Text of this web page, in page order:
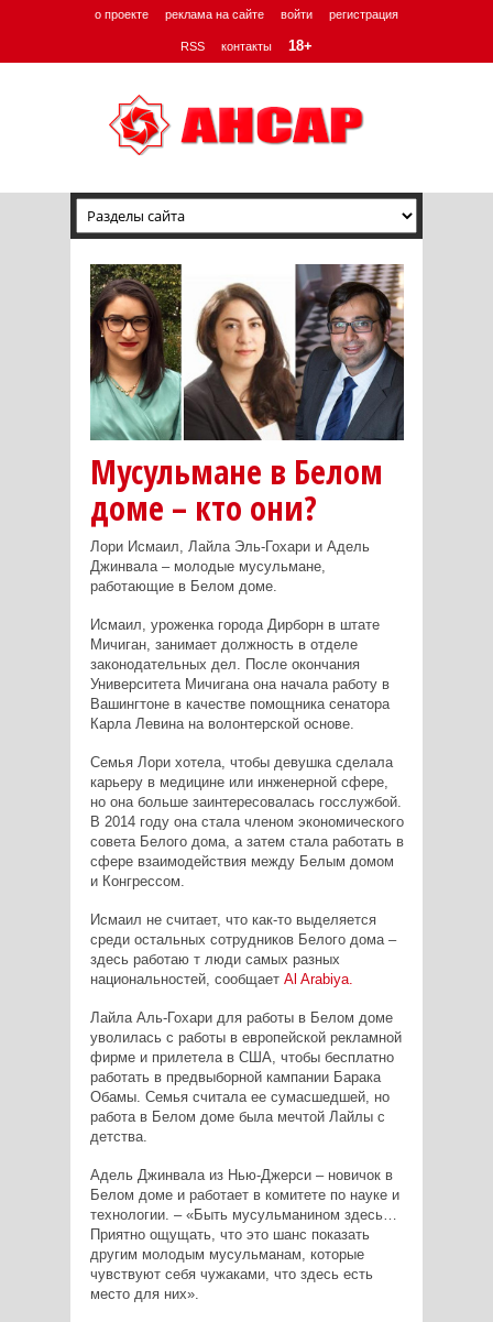
о проекте реклама на сайте войти регистрация
RSS контакты 18+
Мусульмане в Белом
доме – кто они?
Лори Исмаил, Лайла Эль-Гохари и Адель
Джинвала – молодые мусульмане,
работающие в Белом доме.
Исмаил, уроженка города Дирборн в штате
Мичиган, занимает должность в отделе
законодательных дел. После окончания
Университета Мичигана она начала работу в
Вашингтоне в качестве помощника сенатора
Карла Левина на волонтерской основе.
Семья Лори хотела, чтобы девушка сделала
карьеру в медицине или инженерной сфере,
но она больше заинтересовалась госслужбой.
В 2014 году она стала членом экономического
совета Белого дома, а затем стала работать в
сфере взаимодействия между Белым домом
и Конгрессом.
Исмаил не считает, что как-то выделяется
среди остальных сотрудников Белого дома –
здесь работаю т люди самых разных
национальностей, сообщает Al Arabiya.
Лайла Аль-Гохари для работы в Белом доме
уволилась с работы в европейской рекламной
фирме и прилетела в США, чтобы бесплатно
работать в предвыборной кампании Барака
Обамы. Семья считала ее сумасшедшей, но
работа в Белом доме была мечтой Лайлы с
детства.
Адель Джинвала из Нью-Джерси – новичок в
Белом доме и работает в комитете по науке и
технологии. – «Быть мусульманином здесь…
Приятно ощущать, что это шанс показать
другим молодым мусульманам, которые
чувствуют себя чужаками, что здесь есть
место для них».